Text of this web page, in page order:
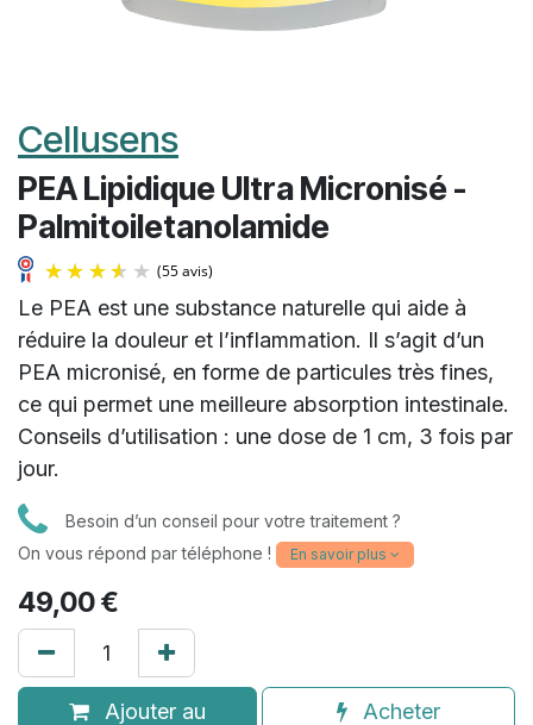
Cellusens
PEA Lipidique Ultra Micronisé -
Palmitoiletanolamide
Le PEA est une substance naturelle qui aide à
réduire la douleur et l’inflammation. Il s’agit d’un
PEA micronisé, en forme de particules très fines,
ce qui permet une meilleure absorption intestinale.
Conseils d’utilisation : une dose de 1 cm, 3 fois par
jour.
Besoin d’un conseil pour votre traitement ?
On vous répond par téléphone !
En savoir plus
49,00€
Ajouter au
Acheter